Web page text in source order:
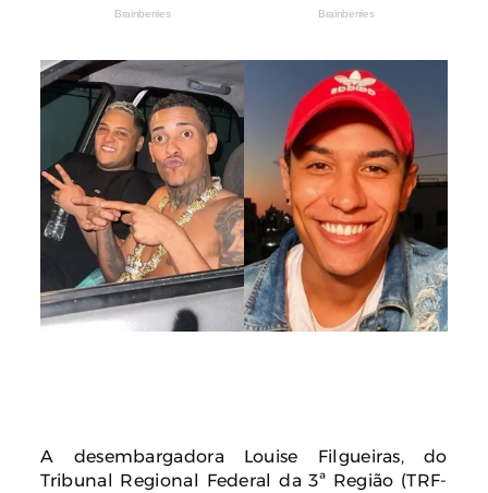
A desembargadora Louise Filgueiras, do
Tribunal Regional Federal da 3ª Região (TRF-